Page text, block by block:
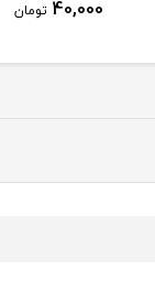
40,000 تومان